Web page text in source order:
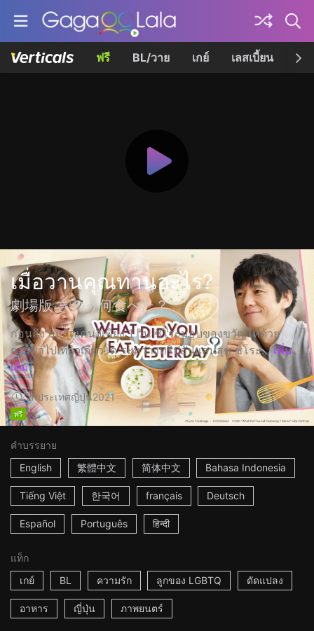
ฟรี BL/วาย เกย์ เลสเบี้ยน เค
เมื่อวานคุณทานอะไร?
劇場版 きのう何食べた？
ก่อนถึงวันเกิดเคนจิเพียง 1 วัน ชิโระมอบของขวัญให้ด้วย
การพาไปเที่ยวเกียวโต ระหว่างทริปอันแสนสุข ชิโระ... เพิ่ม
เติม
2hประเทศญี่ปุ่น2021
ฟรี
คำบรรยาย
English
繁體中文 简体中文 Bahasa Indonesia
Tiếng Việt 한국어 français Deutsch
Español Português हिन्दी
แท็ก
เกย์
BL ความรัก ลูกของ LGBTQ ดัดแปลง
อาหาร ญี่ปุ่น ภาพยนตร์